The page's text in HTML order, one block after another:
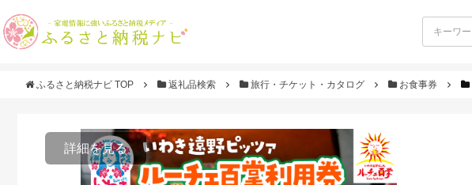
ふるさと納税ナビ TOP 返礼品検索 旅行・チケット・カタログ お食事券
詳細を見る